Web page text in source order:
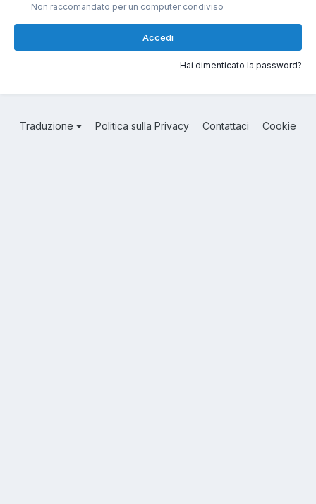
Non raccomandato per un computer condiviso
Accedi
Hai dimenticato la password?
Traduzione Politica sulla Privacy Contattaci Cookie